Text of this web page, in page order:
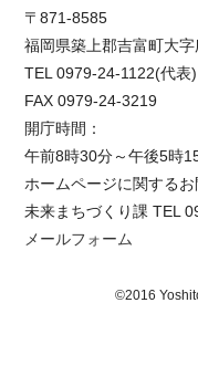
〒871-8585
福岡県築上郡吉富町大
TEL 0979-24-1122(代
FAX 0979-24-3219
開庁時間：
午前8時30分～午後5時
ホームページに関する
未来まちづくり課 TEL
メールフォーム
©2016